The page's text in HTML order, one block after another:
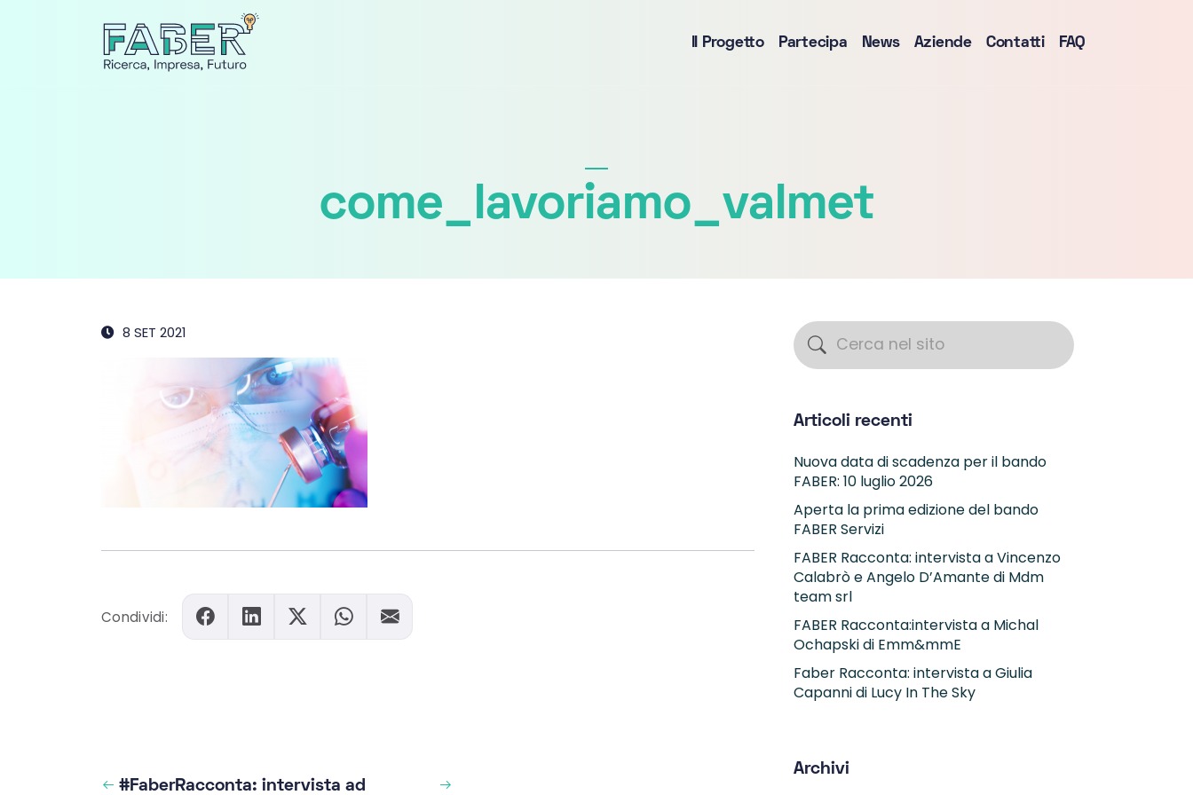
Il Progetto Partecipa News Aziende Contatti FAQ
come_lavoriamo_valmet
8 SET 2021
Condividi:
#FaberRacconta: intervista ad
Articoli recenti
Nuova data di scadenza per il bando
FABER: 10 luglio 2026
Aperta la prima edizione del bando
FABER Servizi
FABER Racconta: intervista a Vincenzo
Calabrò e Angelo D’Amante di Mdm
team srl
FABER Racconta:intervista a Michal
Ochapski di Emm&mmE
Faber Racconta: intervista a Giulia
Capanni di Lucy In The Sky
Archivi